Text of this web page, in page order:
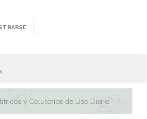
y Colutorios de Uso Diario